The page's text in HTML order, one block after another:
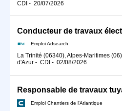
CDI - 20/07/2026
Conducteur de travaux
Emploi Adsearch
La Trinité (06340), Alpes-Maritimes
d'Azur - CDI - 02/08/2026
Responsable de travaux
Emploi Chantiers de l'Atlantique